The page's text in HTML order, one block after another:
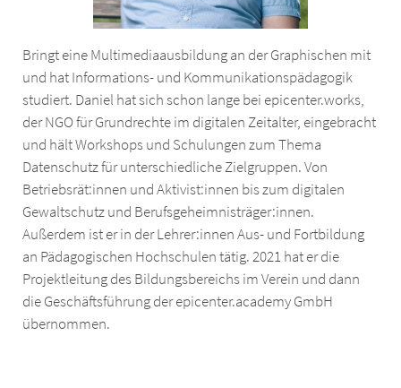
Bringt eine Multimediaausbildung an der Graphischen mit
und hat Informations- und Kommunikationspädagogik
studiert. Daniel hat sich schon lange bei epicenter.works,
der NGO für Grundrechte im digitalen Zeitalter, eingebracht
und hält Workshops und Schulungen zum Thema
Datenschutz für unterschiedliche Zielgruppen. Von
Betriebsrät:innen und Aktivist:innen bis zum digitalen
Gewaltschutz und Berufsgeheimnisträger:innen.
Außerdem ist er in der Lehrer:innen Aus- und Fortbildung
an Pädagogischen Hochschulen tätig. 2021 hat er die
Projektleitung des Bildungsbereichs im Verein und dann
die Geschäftsführung der epicenter.academy GmbH
übernommen.